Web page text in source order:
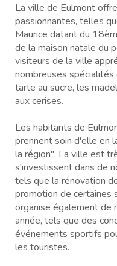
La ville de Eulmont
passionnantes, telles
Maurice datant du
de la maison natale du
visiteurs de la ville
nombreuses
tarte au sucre, les
aux cerises.
Les habitants de
prennent soin d'elle en
la région". La ville est
s'investissent dans de
tels que la rénovation
promotion de certaines
organise également de
année, tels que des
événements sportifs
les touristes.